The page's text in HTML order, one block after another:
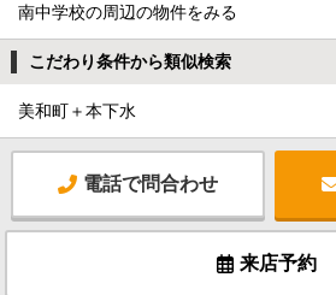
南中学校の周辺の物件をみる
こだわり条件から類似検索
美和町＋本下水
電話で問合わせ
来店予約